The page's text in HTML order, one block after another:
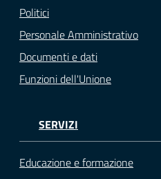
Politici
Personale Amministrativo
Documenti e dati
Funzioni dell'Unione
SERVIZI
Educazione e formazione